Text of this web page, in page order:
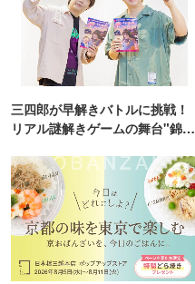
三四郎が早解きバトルに挑戦！
リアル謎解きゲームの舞台"錦糸